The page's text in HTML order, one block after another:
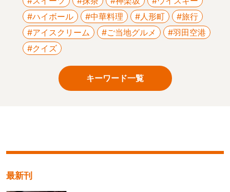
#ハイボール
#中華料理 #人形町
#旅行
#アイスクリーム
#ご当地グルメ
#羽田空港
#クイズ
キーワード一覧
最新刊